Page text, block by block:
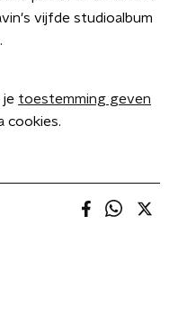
vijfde studioalbum
je toestemming geven
cookies.